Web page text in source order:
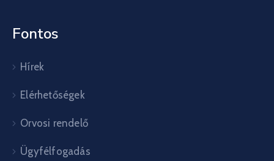
Fontos
Hírek
Elérhetőségek
Orvosi rendelő
Ügyfélfogadás